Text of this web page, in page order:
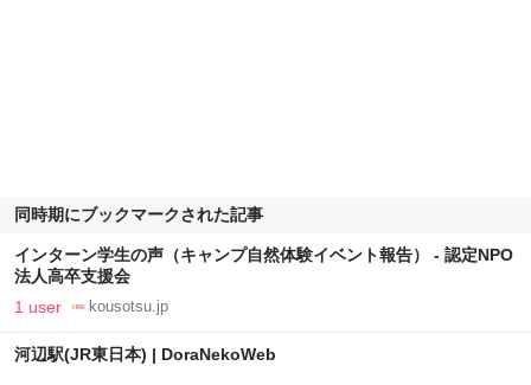
同時期にブックマークされた記事
インターン学生の声（キャンプ自然体験イベント報告） - 認定NPO
法人高卒支援会
1 user kousotsu.jp
河辺駅(JR東日本) | DoraNekoWeb